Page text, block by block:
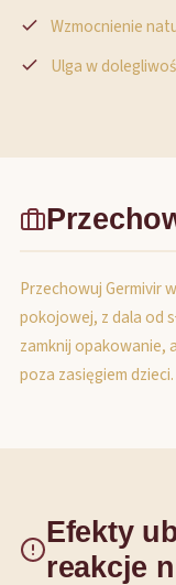
Wzmocnienie
Ulga w
Przechowuj Germivir
pokojowej, z dala od
zamknij opakowanie,
poza zasięgiem dzieci.
Efekty
reakcje